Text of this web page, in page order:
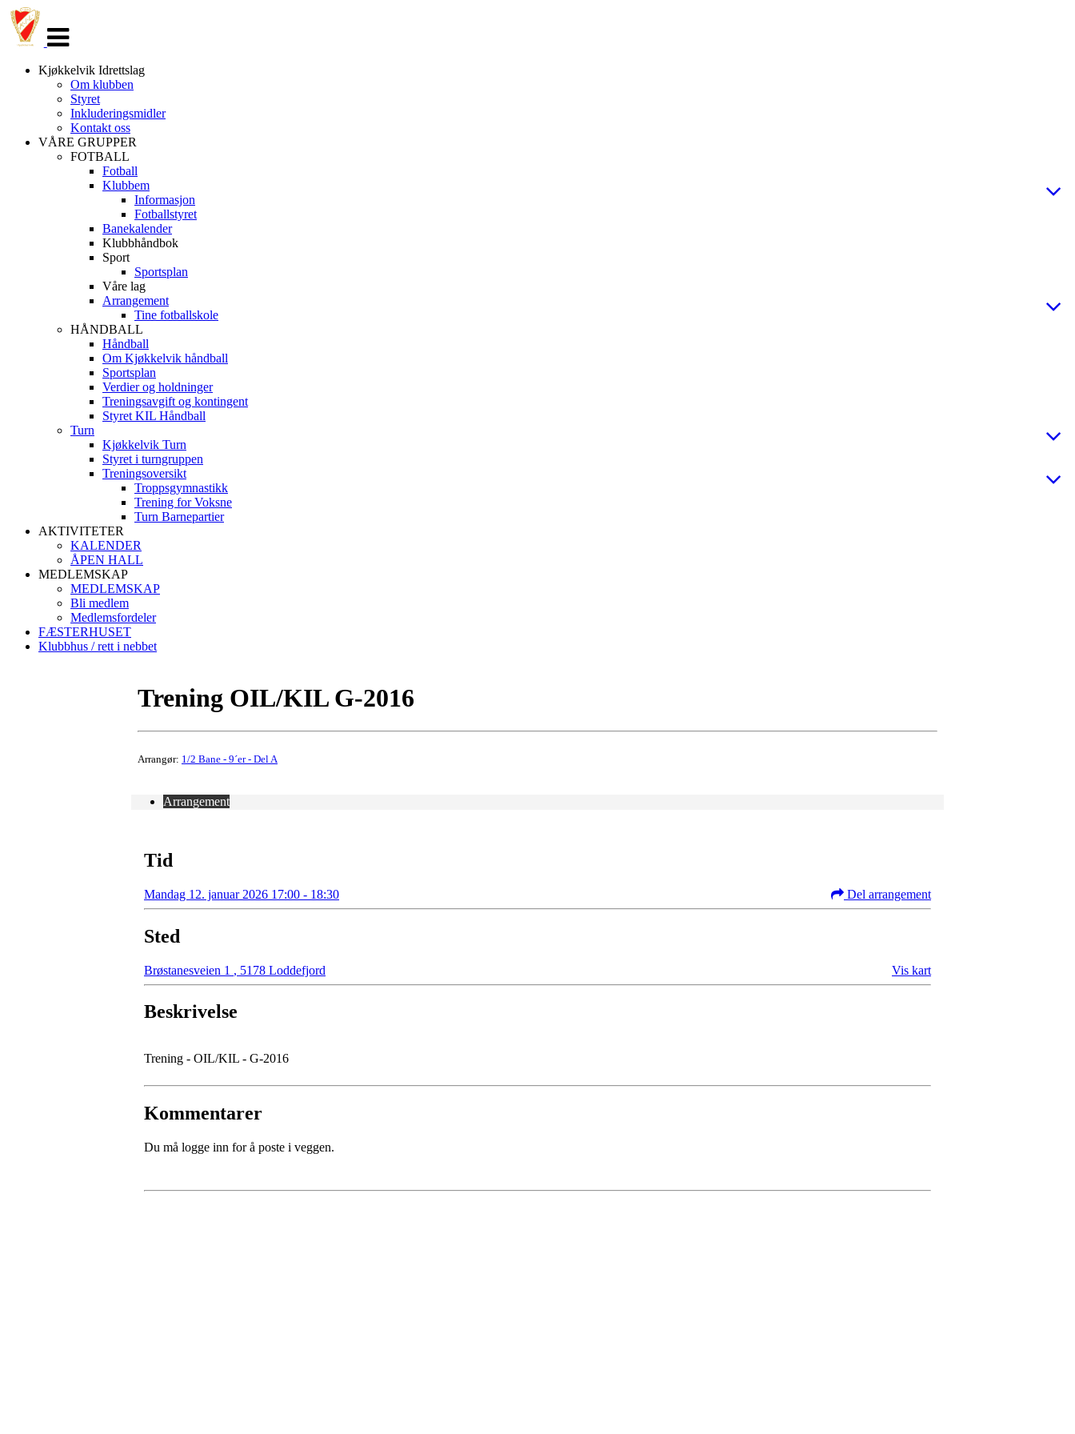
navigasjon
Kjøkkelvik Idrettslag
Om klubben
Styret
Inkluderingsmidler
Kontakt oss
VÅRE GRUPPER
FOTBALL
Fotball
Klubbem
Informasjon
Fotballstyret
Banekalender
Klubbhåndbok
Sport
Sportsplan
Våre lag
Arrangement
Tine fotballskole
HÅNDBALL
Håndball
Om Kjøkkelvik håndball
Sportsplan
Verdier og holdninger
Treningsavgift og kontingent
Styret KIL Håndball
Turn
Kjøkkelvik Turn
Styret i turngruppen
Treningsoversikt
Troppsgymnastikk
Trening for Voksne
Turn Barnepartier
AKTIVITETER
KALENDER
ÅPEN HALL
MEDLEMSKAP
MEDLEMSKAP
Bli medlem
Medlemsfordeler
FÆSTERHUSET
Klubbhus / rett i nebbet
Trening OIL/KIL G-2016
Arrangør: 1/2 Bane - 9´er - Del A
Arrangement
Tid
Mandag 12. januar 2026 17:00 - 18:30 Del arrangement
Sted
Brøstanesveien 1 , 5178 Loddefjord Vis kart
Beskrivelse
Trening - OIL/KIL - G-2016
Kommentarer
Du må logge inn for å poste i veggen.